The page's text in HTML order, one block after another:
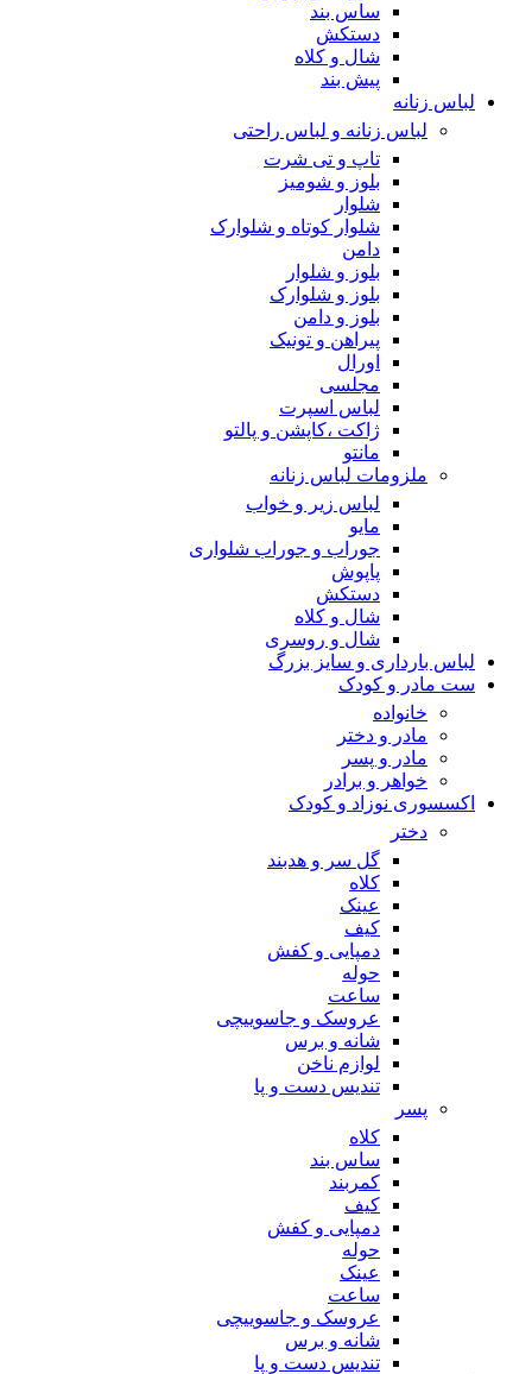
ساس بند
دستکش
شال و کلاه
پیش بند
لباس زنانه
لباس زنانه و لباس راحتی
تاپ و تی شرت
بلوز و شومیز
شلوار
شلوار کوتاه و شلوارک
دامن
بلوز و شلوار
بلوز و شلوارک
بلوز و دامن
پیراهن و تونیک
اورال
مجلسی
لباس اسپرت
ژاکت ،کاپشن و پالتو
مانتو
ملزومات لباس زنانه
لباس زیر و خواب
مایو
جوراب و جوراب شلواری
پاپوش
دستکش
شال و کلاه
شال و روسری
لباس بارداری و سایز بزرگ
ست مادر و کودک
خانواده
مادر و دختر
مادر و پسر
خواهر و برادر
اکسسوری نوزاد و کودک
دختر
گل سر و هدبند
کلاه
عینک
کیف
دمپایی و کفش
حوله
ساعت
عروسک و جاسوییچی
شانه و برس
لوازم ناخن
تندیس دست و پا
پسر
کلاه
ساس بند
کمربند
کیف
دمپایی و کفش
حوله
عینک
ساعت
عروسک و جاسوییچی
شانه و برس
تندیس دست و پا